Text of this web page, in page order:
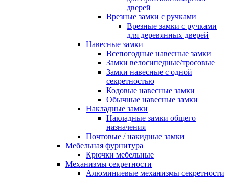
дверей
Врезные замки с ручками
Врезные замки с ручками
для деревянных дверей
Навесные замки
Всепогодные навесные замки
Замки велосипедные/тросовые
Замки навесные с одной
секретностью
Кодовые навесные замки
Обычные навесные замки
Накладные замки
Накладные замки общего
назначения
Почтовые / накидные замки
Мебельная фурнитура
Крючки мебельные
Механизмы секретности
Алюминиевые механизмы секретности